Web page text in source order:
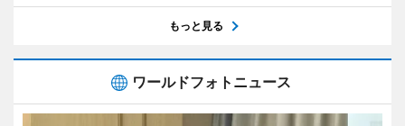
もっと見る
ワールドフォトニュース